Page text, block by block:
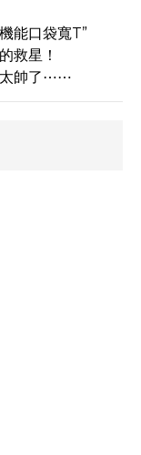
能口袋寬T”
救星！
太帥了⋯⋯